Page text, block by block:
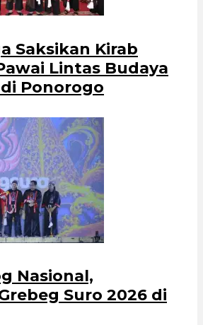
Saksikan Kirab
Lintas Budaya
Ponorogo
Nasional,
Suro 2026 di